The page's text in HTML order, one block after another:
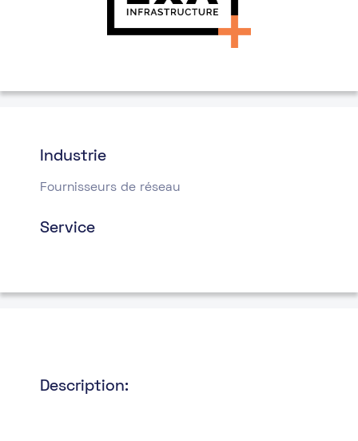
Industrie
Fournisseurs de réseau
Service
Description: